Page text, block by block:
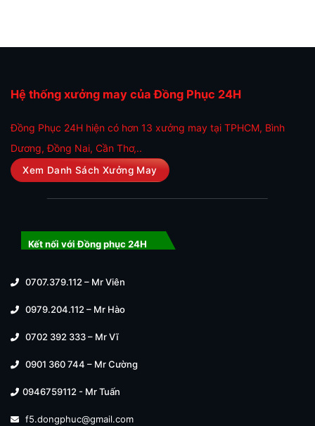
Hệ thống xưởng may của Đồng Phục 24H
Đồng Phục 24H hiện có hơn 13 xưởng may tại TPHCM, Bình
Dương, Đồng Nai, Cần Thơ,..
Xem Danh Sách Xưởng May
Kết nối với Đồng phục 24H
0707.379.112 – Mr Viên
0979.204.112 – Mr Hào
0702 392 333 – Mr Vĩ
0901 360 744 – Mr Cường
0946759112 - Mr Tuấn
f5.dongphuc@gmail.com